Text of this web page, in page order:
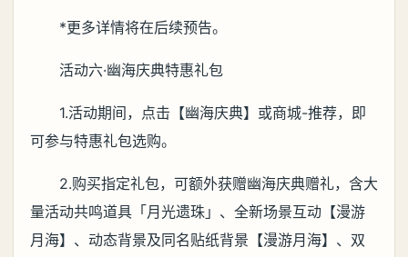
*更多详情将在后续预告。
活动六·幽海庆典特惠礼包
1.活动期间，点击【幽海庆典】或商城-推荐，即
可参与特惠礼包选购。
2.购买指定礼包，可额外获赠幽海庆典赠礼，含大
量活动共鸣道具「月光遗珠」、全新场景互动【漫游
月海】、动态背景及同名贴纸背景【漫游月海】、双